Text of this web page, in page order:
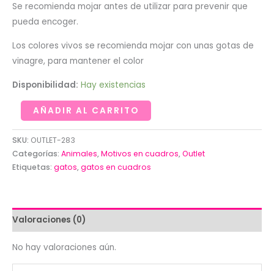
Se recomienda mojar antes de utilizar para prevenir que
pueda encoger.
Los colores vivos se recomienda mojar con unas gotas de
vinagre, para mantener el color
Disponibilidad: Hay existencias
Motivos
de
gatos
en
cuadros
cm)#
cantidad
AÑADIR AL CARRITO
SKU: OUTLET-283
Categorías: Animales,Motivos en cuadros,Outlet
Etiquetas: gatos,gatos en cuadros
Valoraciones (0)
No hay valoraciones aún.